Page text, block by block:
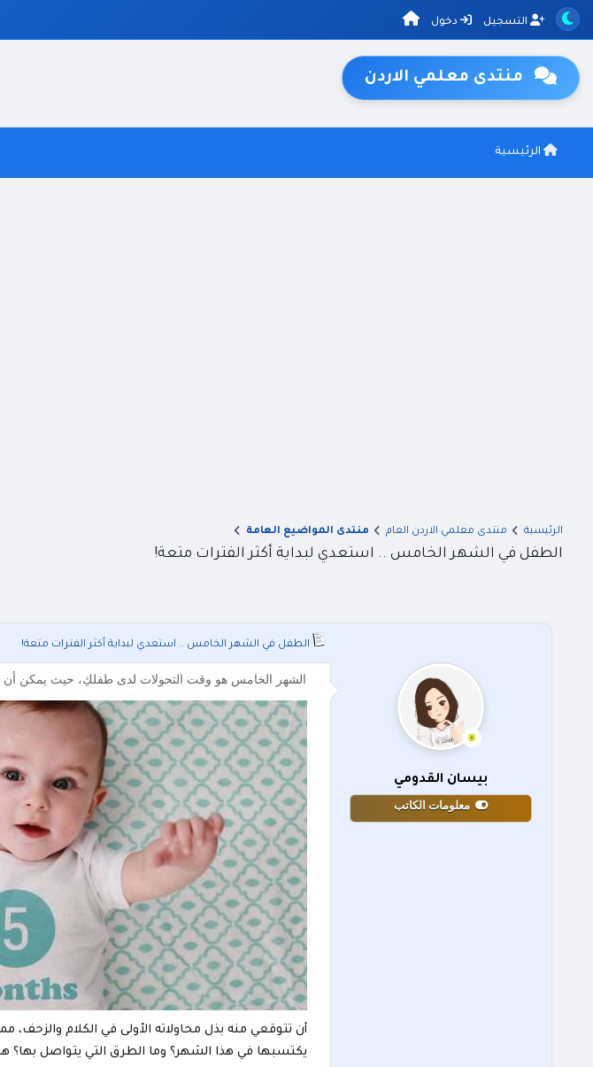
التسجيل دخول
منتدى معلمي الاردن
الرئيسية
الرئيسية منتدى معلمي الاردن العام منتدى المواضيع العامة
الطفل في الشهر الخامس .. استعدي لبداية أكثر الفترات متعة!
الطفل في الشهر الخامس .. استعدي لبداية أكثر الفترات متعة!
بيسان القدومي
معلومات الكاتب
الشهر الخامس هو وقت التحولات لدى طفلكِ، حيث يمكن أن
أن تتوقعي منه بذل محاولاته الأولى في الكلام
يكتسبها في هذا الشهر؟ وما الطرق التي يتواصل